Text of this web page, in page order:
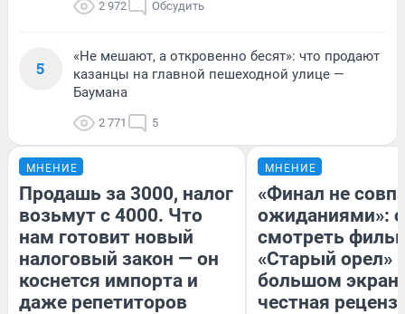
2 972 Обсудить
5
«Не мешают, а откровенно бесят»: что продают
казанцы на главной пешеходной улице —
Баумана
2 771 5
МНЕНИЕ
Продашь за 3000, налог
возьмут с 4000. Что
нам готовит новый
налоговый закон — он
коснется импорта и
даже репетиторов
МНЕНИЕ
«Финал не
ожиданиями»:
смотреть
«Старый орел»
большом
честная